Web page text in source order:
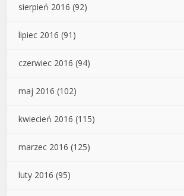
sierpień 2016 (92)
lipiec 2016 (91)
czerwiec 2016 (94)
maj 2016 (102)
kwiecień 2016 (115)
marzec 2016 (125)
luty 2016 (95)